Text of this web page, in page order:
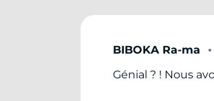
BIBOKA Ra-ma
Génial ? ! Nous